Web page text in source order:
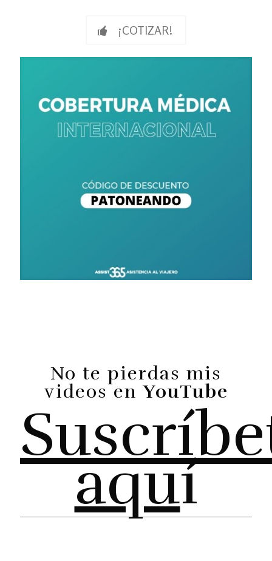
¡COTIZAR!
No te pierdas mis
videos enYouTube
aquí